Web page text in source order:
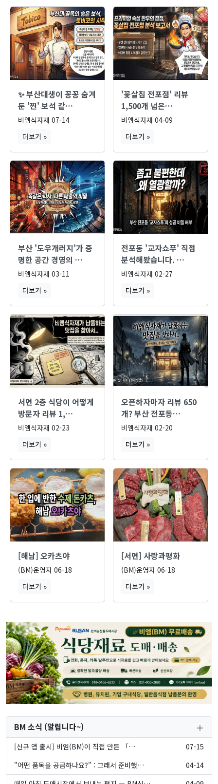
✨ 부산대생이 꽁꽁 숨겨
둔 '찐' 보석 같…
비엠식자재 07-14
더보기 »
'꽃살집 전포점' 리뷰
1,500개 넘은…
비엠식자재 04-09
더보기 »
부산 '도우개러지'가 증
명한 공간 경영의 …
비엠식자재 03-11
더보기 »
전포동 '교자쇼푸' 직접
분석해봤습니다. …
비엠식자재 02-27
더보기 »
서면 2층 식당이 어떻게
방문자 리뷰 1,…
비엠식자재 02-23
더보기 »
오픈하자마자 리뷰 650
개? 부산 전포동…
비엠식자재 02-20
더보기 »
[해남] 오카츠야
(BM)운영자 06-18
더보기 »
[서면] 사랑과평화
(BM)운영자 06-18
더보기 »
BM 소식 (알립니다~)
[신규 앱 출시] 비엠(BM)이 직접 만든 「…
07-15
"어떤 품목을 공급하나요?" : 그래서 준비했…
04-14